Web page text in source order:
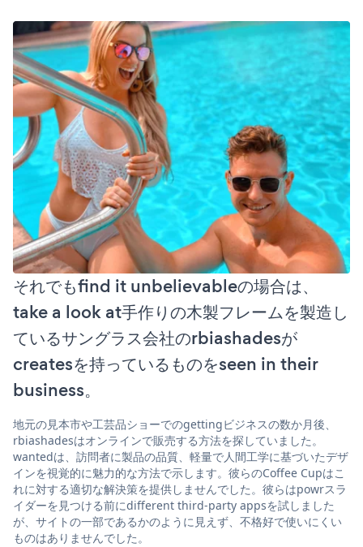
それでもfind it unbelievableの場合は、
take a look at手作りの木製フレームを製造し
ているサングラス会社のrbiashadesが
createsを持っているものをseen in their
business。
地元の見本市や工芸品ショーでのgettingビジネスの数か月後、
rbiashadesはオンラインで販売する方法を探していました。
wantedは、訪問者に製品の品質、軽量で人間工学に基づいたデザ
インを視覚的に魅力的な方法で示します。彼らのCoffee Cupはこ
れに対する適切な解決策を提供しませんでした。彼らはpowrスラ
イダーを見つける前にdifferent third-party appsを試しました
が、サイトの一部であるかのように見えず、不格好で使いにくい
ものはありませんでした。